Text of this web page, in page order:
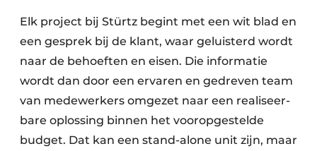
Elk project bij Stürtz begint met een wit blad en
een gesprek bij de klant, waar geluisterd wordt
naar de behoeften en eisen. Die informatie
wordt dan door een ervaren en gedreven team
van medewerkers omgezet naar een realiseer­
bare oplossing binnen het vooropgestelde
budget. Dat kan een stand-alone unit zijn, maar